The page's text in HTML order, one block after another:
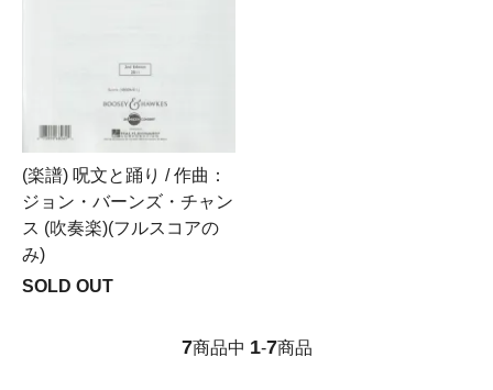
(楽譜) 呪文と踊り / 作曲：
ジョン・バーンズ・チャン
ス (吹奏楽)(フルスコアの
み)
SOLD OUT
7商品中 1-7商品